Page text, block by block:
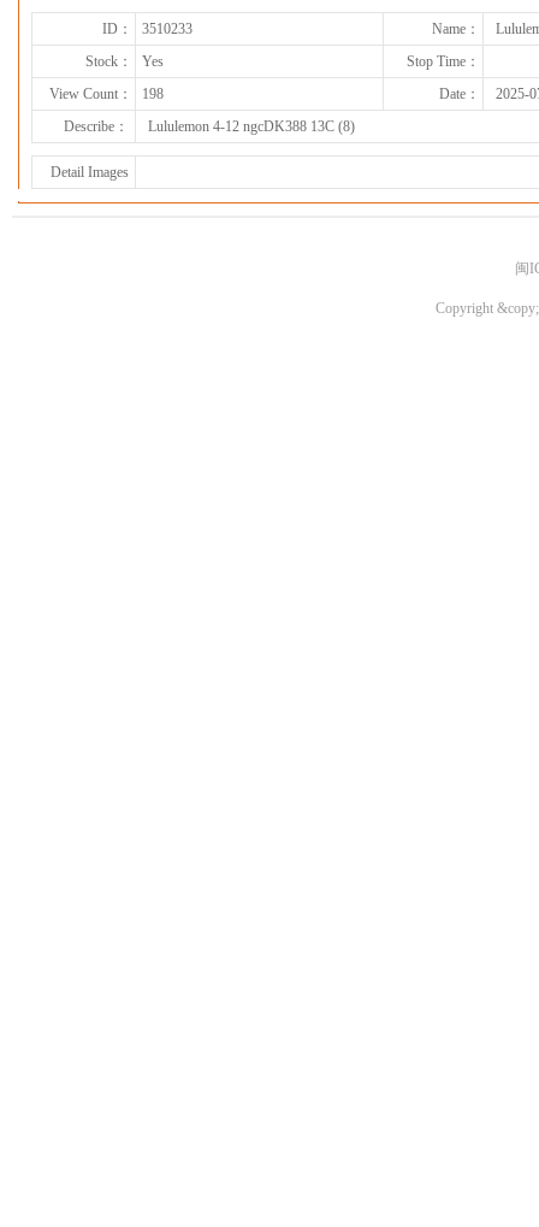
ID： 3510233 Name：
Stock：
Yes
Stop Time：
View Count：
198 Date：
2025-
Describe：
Lululemon 4-12 ngcDK388 13C (8)
Detail Images
闽
Copyright